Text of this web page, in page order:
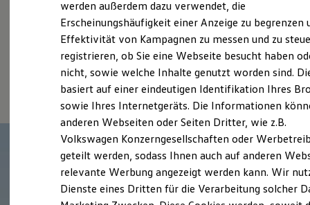
Ladezeitensimulator
Batterie
Sicherheit
Garantie und Lebensdauer
Nachhaltigkeit
Technologie
Kosten und Kauf
Verbrauchskosten
Kaufoptionen
E-Auto-Förderung
Software und Konnektivität
Die ID. Software 6
ID. Software Versionen und Updates
Digitale Extras
Schnittstellen zu Ihrem ID.
Serviceanfrage stellen
werden außerdem dazu verwendet, die
Erscheinungshäufigkeit einer Anzeige zu begrenzen
Effektivität von Kampagnen zu messen und zu
registrieren, ob Sie eine Webseite besucht haben
nicht, sowie welche Inhalte genutzt worden sind.
basiert auf einer eindeutigen Identifikation Ihres
sowie Ihres Internetgeräts. Die Informationen
anderen Webseiten oder Seiten Dritter, wie z.B.
Volkswagen Konzerngesellschaften oder
geteilt werden, sodass Ihnen auch auf anderen
relevante Werbung angezeigt werden kann. Wir
Dienste eines Dritten für die Verarbeitung solcher